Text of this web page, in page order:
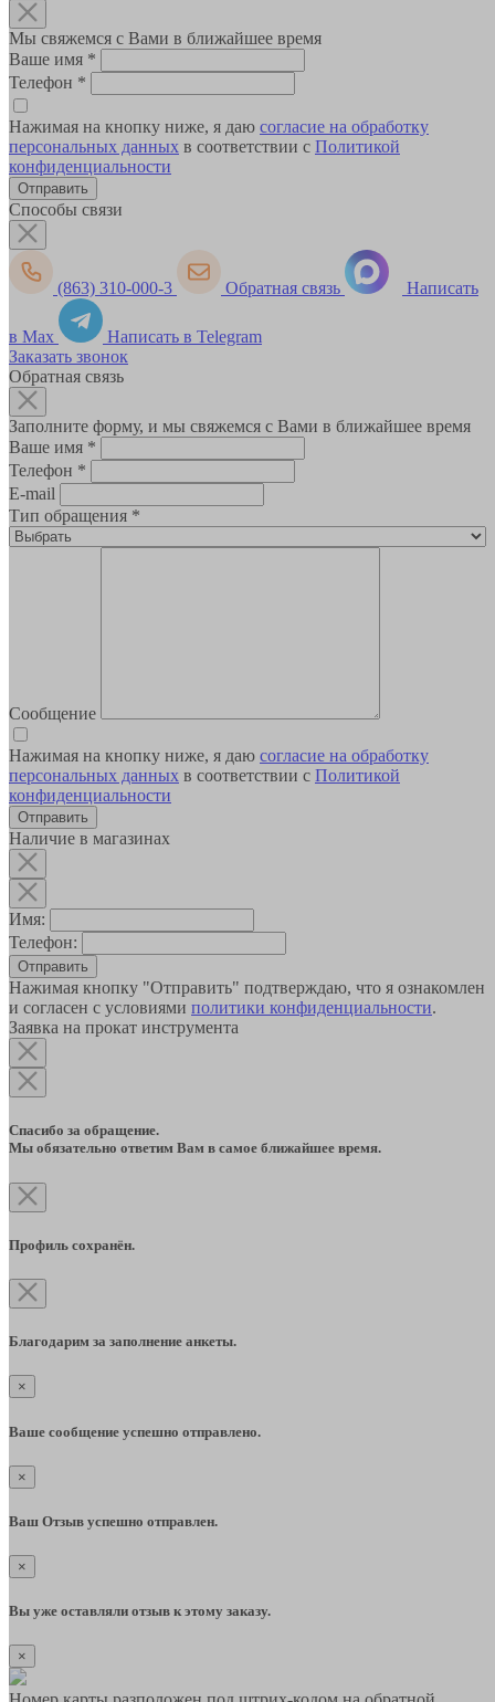
Мы свяжемся с Вами в ближайшее время
Ваше имя *
Телефон *
Нажимая на кнопку ниже, я даю согласие на обработку
персональных данных в соответствии с Политикой
конфиденциальности
Способы связи
(863) 310-000-3 Обратная связь Написать
в Max
Написать в Telegram
Заказать звонок
Обратная связь
Заполните форму, и мы свяжемся с Вами в ближайшее время
Ваше имя *
Телефон *
E-mail
Тип обращения *
Сообщение
Нажимая на кнопку ниже, я даю согласие на обработку
персональных данных в соответствии с Политикой
конфиденциальности
Наличие в магазинах
Имя:
Телефон:
Отправить
Нажимая кнопку "Отправить" подтверждаю, что я ознакомлен
и согласен с условиями политики конфиденциальности.
Заявка на прокат инструмента
Спасибо за обращение.
Мы обязательно ответим Вам в самое ближайшее время.
Профиль сохранён.
Благодарим за заполнение анкеты.
×
Ваше сообщение успешно отправлено.
×
Ваш Отзыв успешно отправлен.
×
Вы уже оставляли отзыв к этому заказу.
×